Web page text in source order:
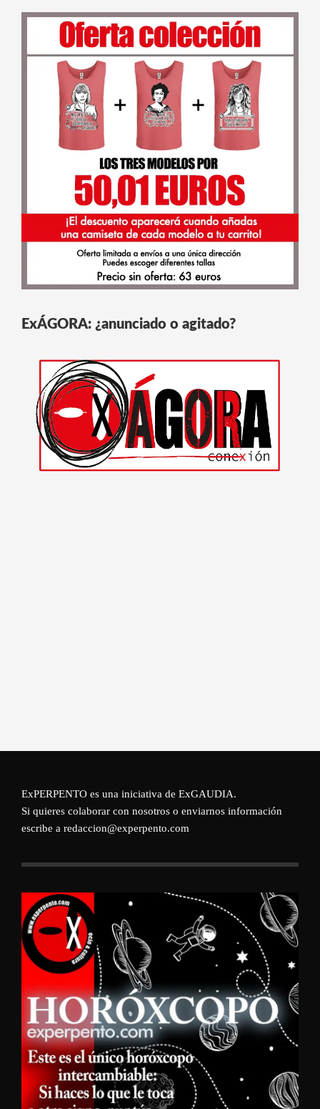
ExÁGORA: ¿anunciado o agitado?
ExPERPENTO es una iniciativa de ExGAUDIA.
Si quieres colaborar con nosotros o enviarnos información
escribe a redaccion@experpento.com